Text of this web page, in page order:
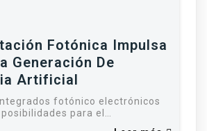
Fotónica Impulsa
Generación De
Artificial
fotónico electrónicos
para el…